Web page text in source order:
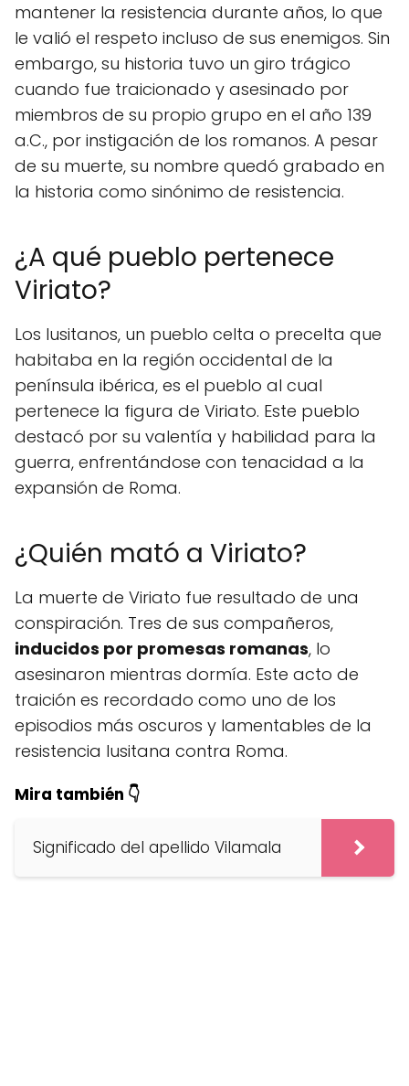
mantener la resistencia durante años, lo que
le valió el respeto incluso de sus enemigos. Sin
embargo, su historia tuvo un giro trágico
cuando fue traicionado y asesinado por
miembros de su propio grupo en el año 139
a.C., por instigación de los romanos. A pesar
de su muerte, su nombre quedó grabado en
la historia como sinónimo de resistencia.
¿A qué pueblo pertenece
Viriato?
Los lusitanos, un pueblo celta o precelta que
habitaba en la región occidental de la
península ibérica, es el pueblo al cual
pertenece la figura de Viriato. Este pueblo
destacó por su valentía y habilidad para la
guerra, enfrentándose con tenacidad a la
expansión de Roma.
¿Quién mató a Viriato?
La muerte de Viriato fue resultado de una
conspiración. Tres de sus compañeros,
inducidos por promesas romanas, lo
asesinaron mientras dormía. Este acto de
traición es recordado como uno de los
episodios más oscuros y lamentables de la
resistencia lusitana contra Roma.
Mira también 👇
Significado del apellido Vilamala